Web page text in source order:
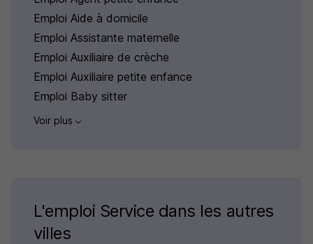
Emploi Aide à domicile
Emploi Assistante maternelle
Emploi Auxiliaire de crèche
Emploi Auxiliaire petite enfance
Emploi Baby sitter
Voir plus
L'emploi Service dans les autres
villes